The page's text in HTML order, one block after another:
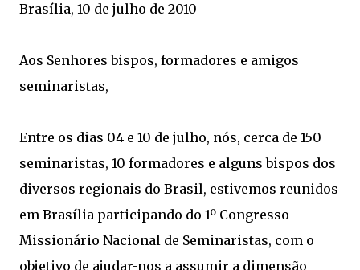
Brasília, 10 de julho de 2010
Aos Senhores bispos, formadores e amigos
seminaristas,
Entre os dias 04 e 10 de julho, nós, cerca de 150
seminaristas, 10 formadores e alguns bispos dos
diversos regionais do Brasil, estivemos reunidos
em Brasília participando do 1º Congresso
Missionário Nacional de Seminaristas, com o
objetivo de ajudar-nos a assumir a dimensão